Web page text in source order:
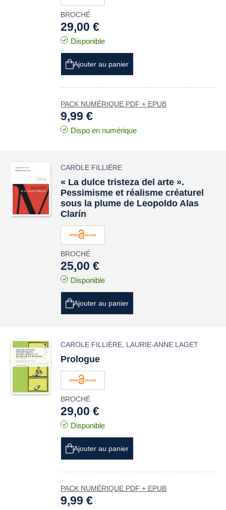
BROCHÉ
29,00 €
Disponible
Ajouter au panier
PACK NUMÉRIQUE PDF + EPUB
9,99 €
Dispo en numérique
CAROLE FILLIÈRE
« La dulce tristeza del arte ».
Pessimisme et réalismecréaturel
sous la plume de Leopoldo Alas
Clarín
BROCHÉ
25,00 €
Disponible
Ajouter au panier
CAROLE FILLIÈRE LAURIE-ANNE LAGET
Prologue
BROCHÉ
29,00 €
Disponible
Ajouter au panier
PACK NUMÉRIQUE PDF + EPUB
9,99 €